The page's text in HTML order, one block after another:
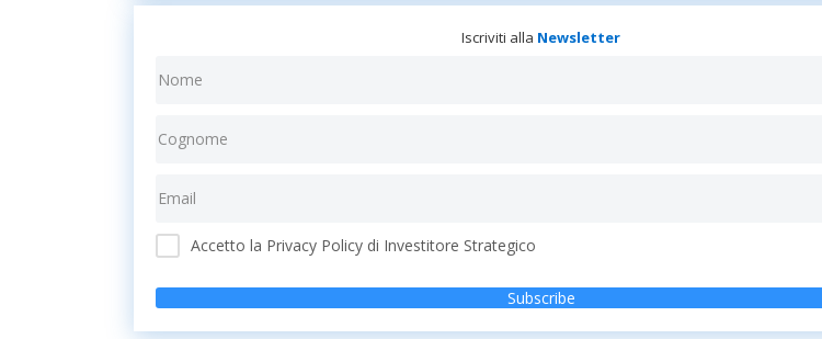
Iscriviti alla Newsletter
Accetto la Privacy Policy di Investitore Strategico
Subscribe